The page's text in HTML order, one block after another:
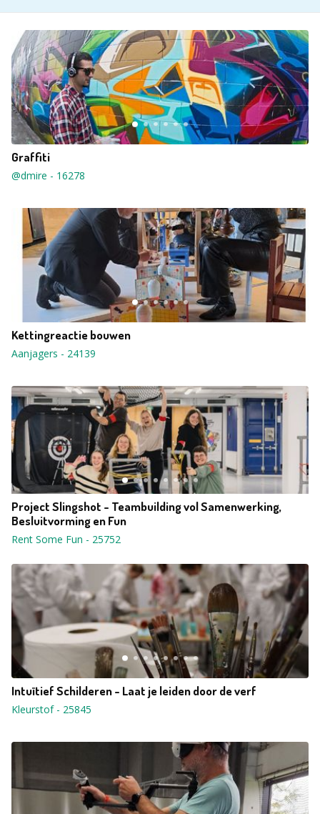
Graffiti
@dmire - 16278
Kettingreactie bouwen
Aanjagers - 24139
Project Slingshot - Teambuilding vol Samenwerking,
Besluitvorming en Fun
Rent Some Fun - 25752
Intuïtief Schilderen - Laat je leiden door de verf
Kleurstof- 25845